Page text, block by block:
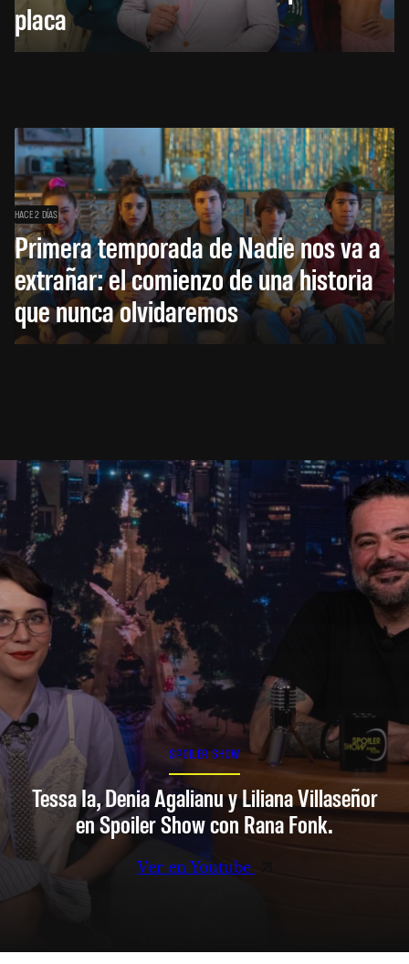
placa
HACE 2 DÍAS
Primera temporada de Nadie nos va a
extrañar: el comienzo de una historia
que nunca olvidaremos
SPOILER SHOW
Tessa Ia, Denia Agalianu y Liliana Villaseñor
en Spoiler Show con Rana Fonk.
Ver en Youtube